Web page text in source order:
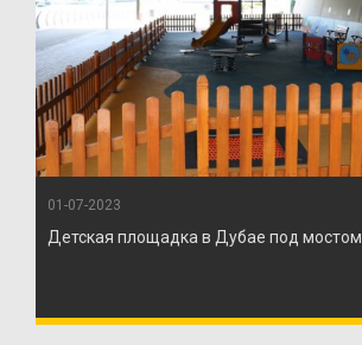
01-07-2023
Детская площадка в Дубае под мостом